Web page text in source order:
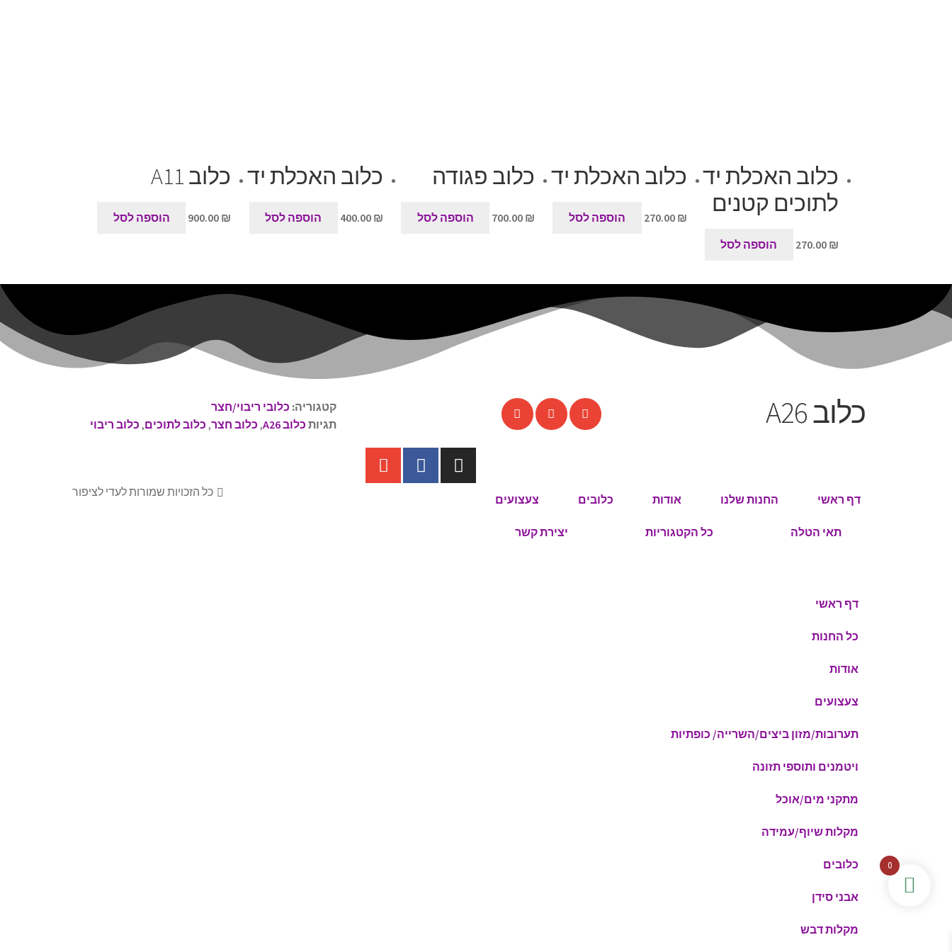
כלוב האכלת יד
לתוכים קטנים
₪ הוספה לסל
כלוב האכלת יד
₪
270.00 הוספה לסל
כלוב פגודה
₪ הוספה לסל
כלוב האכלת יד
₪
400.00 הוספה לסל
כלוב A11
₪ הוספה לסל
כלוב A26 קטגוריה: כלובי ריבוי/חצר
תגיות כלוב A26 , כלוב חצר, כלוב לתוכים, כלוב ריבוי
דף ראשי החנות שלנו אודות כלובים צעצועים
תאי הטלה כל הקטגוריות יצירת קשר
כל הזכויות שמורות לעדי לציפור
0
דף ראשי
כל החנות
אודות
צעצועים
תערובות/מזון ביצים/השרייה/ כופתיות
ויטמנים ותוספי תזונה
מתקני מים/אוכל
מקלות שיוף/עמידה
כלובים
אבני סידן
מקלות דבש